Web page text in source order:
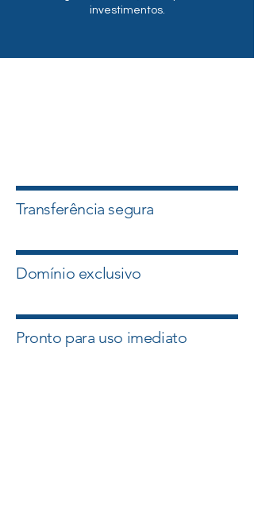
investimentos.
Transferência segura
Domínio exclusivo
Pronto para uso imediato